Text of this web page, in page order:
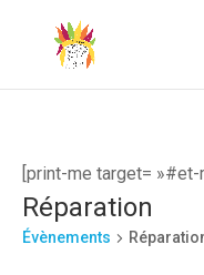
[print-me target= »#et-
Réparation
Évènements